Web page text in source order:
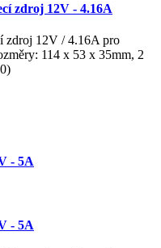
zdroj 12V - 4.16A
zdroj 12V / 4.16A pro
114 x 53 x 35mm, 2
- 5A
- 5A